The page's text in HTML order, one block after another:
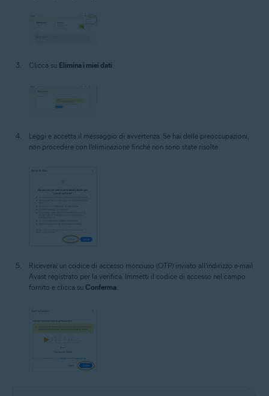
Clicca su Elimina i miei dati
Leggi e accetta il messaggio di avvertenza. Se hai delle preoccupazioni,
non procedere con l'eliminazione finché non sono state risolte.
Riceverai un codice di accesso monouso (OTP) inviato all'indirizzo e-mail
Avast registrato per la verifica. Immetti il codice di accesso nel campo
fornito e clicca su Conferma